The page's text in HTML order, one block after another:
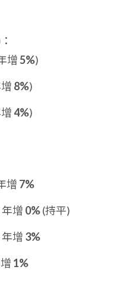
：
增5%)
8%)
4%)
增 7%
年增 0%(持平)
年增 3%
1%